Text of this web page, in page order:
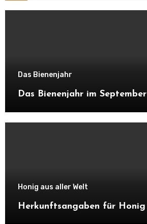
Das Bienenjahr
Das Bienenjahr im September
Honig aus aller Welt
Herkunftsangaben für Honig